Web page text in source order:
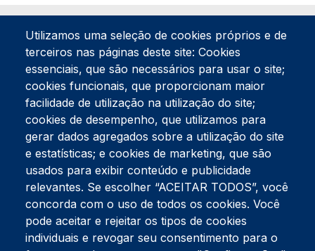
Tel:234 390 100Fax:234 390 100
Endereço Postal
Apartado 42
Rua Gil Eanes 31
3834-908 Gafanha da Nazaré
Estúdios
Rua Prior Guerra
Edifício do Centro Cultural da Gafanha da Nazaré
Utilizamos uma seleção de cookies próprios e de
terceiros nas páginas deste site: Cookies
essenciais, que são necessários para usar o site;
cookies funcionais, que proporcionam maior
facilidade de utilização na utilização do site;
cookies de desempenho, que utilizamos para
gerar dados agregados sobre a utilização do site
e estatísticas; e cookies de marketing, que são
usados para exibir conteúdo e publicidade
relevantes. Se escolher “ACEITAR TODOS”, você
concorda com o uso de todos os cookies. Você
pode aceitar e rejeitar os tipos de cookies
individuais e revogar seu consentimento para o